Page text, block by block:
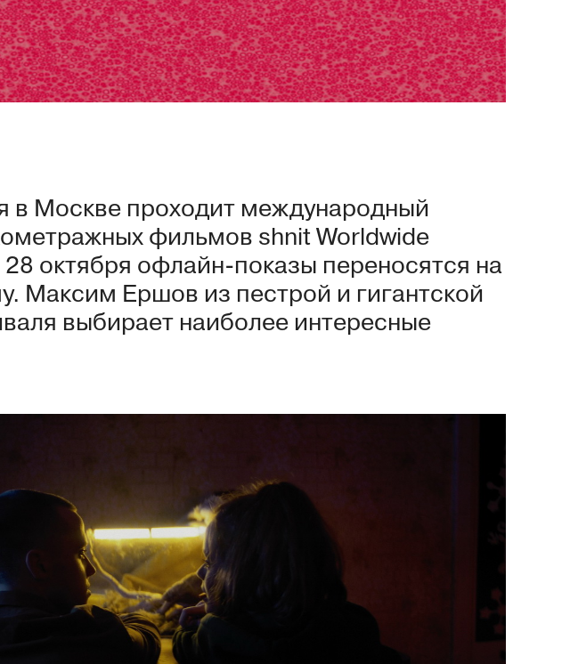
в Москве проходит международный
фильмов shnit Worldwide
октября офлайн-показы переносятся на
Максим Ершов из пестрой и гигантской
выбирает наиболее интересные